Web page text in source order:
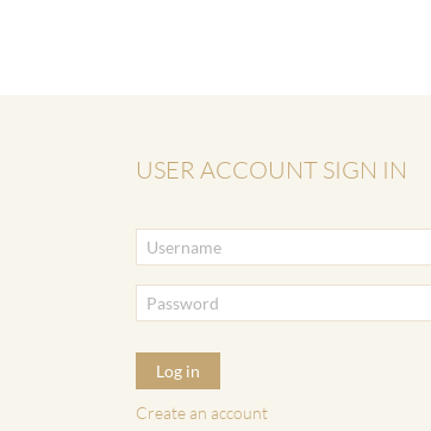
USER ACCOUNT SIGN IN
Log in
Create an account